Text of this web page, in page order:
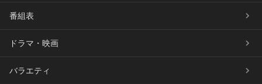
番組表
ドラマ・映画
バラエティ